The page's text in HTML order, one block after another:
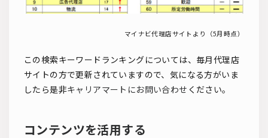
マイナビ代理店サイトより（5月時点）
この検索キーワードランキングについては、毎月代理店
サイトの方で更新されていますので、気になる方がいま
したら是非キャリアマートにお問い合わせ ください。
コンテンツを活用する